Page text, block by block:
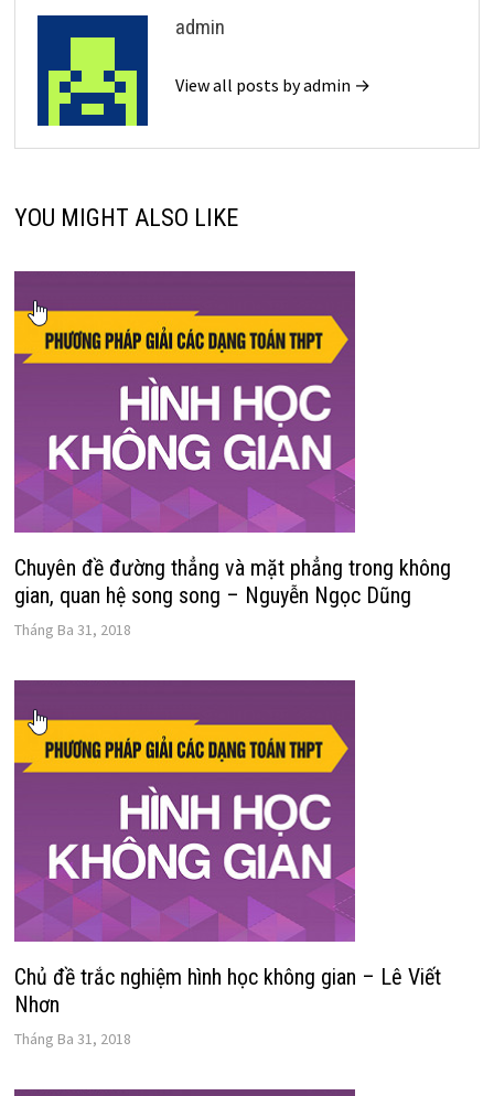
admin
View all posts by admin →
YOU MIGHT ALSO LIKE
Chuyên đề đường thẳng và mặt phẳng trong không
gian, quan hệ song song – Nguyễn Ngọc Dũng
Tháng Ba 31, 2018
Chủ đề trắc nghiệm hình học không gian – Lê Viết
Nhơn
Tháng Ba 31, 2018